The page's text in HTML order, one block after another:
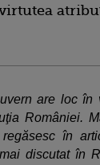
are loc în
României.
în
discutat în